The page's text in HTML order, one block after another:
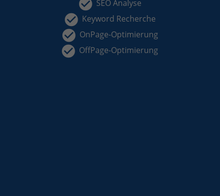
SEO Analyse
Keyword Recherche
OnPage-Optimierung
OffPage-Optimierung